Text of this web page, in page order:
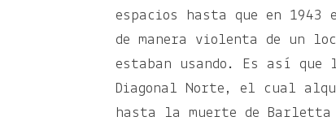
espacios hasta que en
de manera violenta de un
estaban usando. Es así
Diagonal Norte, el cual
hasta la muerte de Barletta